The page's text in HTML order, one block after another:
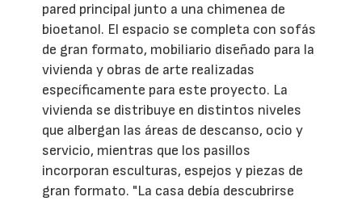
pared principal junto a una chimenea de
bioetanol. El espacio se completa con sofás
de gran formato, mobiliario diseñado para la
vivienda y obras de arte realizadas
específicamente para este proyecto. La
vivienda se distribuye en distintos niveles
que albergan las áreas de descanso, ocio y
servicio, mientras que los pasillos
incorporan esculturas, espejos y piezas de
gran formato. "La casa debía descubrirse